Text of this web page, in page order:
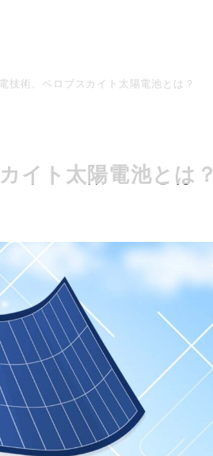
技術、ペロブスカイト太陽電池とは？
イト太陽電池とは？